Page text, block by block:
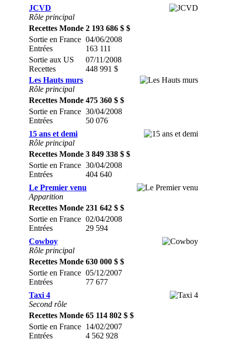
JCVD
Rôle principal
Recettes Monde 2 193 686 $ $
Sortie en France
Entrées
04/06/2008
163 111
Sortie aux US
Recettes
07/11/2008
448 991 $
Les Hauts murs
Rôle principal
Recettes Monde 475 360 $ $
Sortie en France
Entrées
30/04/2008
50 076
15 ans et demi
Rôle principal
Recettes Monde 3 849 338 $ $
Sortie en France
Entrées
30/04/2008
404 640
Le Premier venu
Apparition
Recettes Monde 231 642 $ $
Sortie en France
Entrées
02/04/2008
29 594
Cowboy
Rôle principal
Recettes Monde 630 000 $ $
Sortie en France
Entrées
05/12/2007
77 677
Taxi 4
Second rôle
Recettes Monde 65 114 802 $ $
Sortie en France
Entrées
14/02/2007
4 562 928